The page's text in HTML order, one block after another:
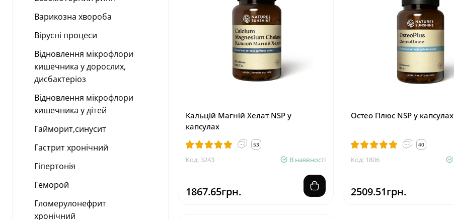
Варикозна хвороба
Вірусні процеси
Відновлення мікрофлори
кишечника у дорослих,
дисбактеріоз
Відновлення мікрофлори
кишечника у дітей
Гайморит,синусит
Гастрит хронічний
Гіпертонія
Геморой
Гломерулонефрит
хронічний
Кальцій Магній Хелат NSP у
капсулах
53
Код: 3243 В наявності
1867.65грн.
Остео Плюс NSP у капсулах
40
Код: 1806
2509.51грн.